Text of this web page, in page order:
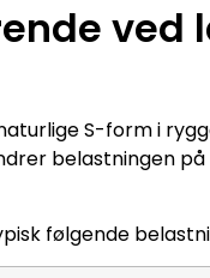
ved
S-form i
belastningen
følgende